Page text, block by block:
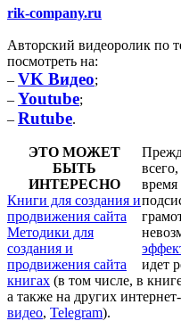
rik-company.ru
Авторский видеоролик по
посмотреть на:
– VK Видео;
– Youtube;
– Rutube.
ЭТО МОЖЕТ
БЫТЬ
ИНТЕРЕСНО
Книги для создания и
продвижения сайта
Методики для
создания и
продвижения сайта
время
идет
книгах (в том числе, в
а также на других
видео, Telegram).